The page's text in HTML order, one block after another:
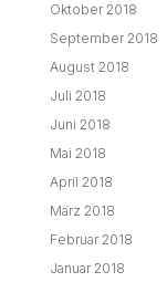
Oktober 2018
September 2018
August 2018
Juli 2018
Juni 2018
Mai 2018
April 2018
März 2018
Februar 2018
Januar 2018